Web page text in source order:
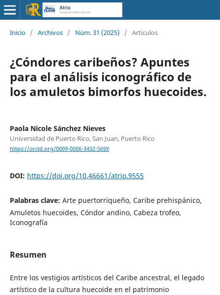
Inicio / Archivos / Núm. 31 (2025) / Artículos
¿Cóndores caribeños? Apuntes
para el análisis iconográfico de
los amuletos bimorfos huecoides.
Paola Nicole Sánchez Nieves
Universidad de Puerto Rico, San Juan, Puerto Rico
https://orcid.org/0009-0006-3432-569X
DOI: https://doi.org/10.46661/atrio.9555
Palabras clave: Arte puertorriqueño, Caribe prehispánico,
Amuletos huecoides, Cóndor andino, Cabeza trofeo,
Iconografía
Resumen
Entre los vestigios artísticos del Caribe ancestral, el legado
artístico de la cultura huecoide en el patrimonio